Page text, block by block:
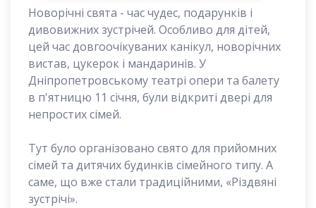
Новорічні свята - час чудес, подарунків і
дивовижних зустрічей. Особливо для дітей,
цей час довгоочікуваних канікул, новорічних
вистав, цукерок і мандаринів. У
Дніпропетровському театрі опери та балету
в п'ятницю 11 січня, були відкриті двері для
непростих сімей.
Тут було організовано свято для прийомних
сімей та дитячих будинків сімейного типу. А
саме, що вже стали традиційними, «Різдвяні
зустрічі».